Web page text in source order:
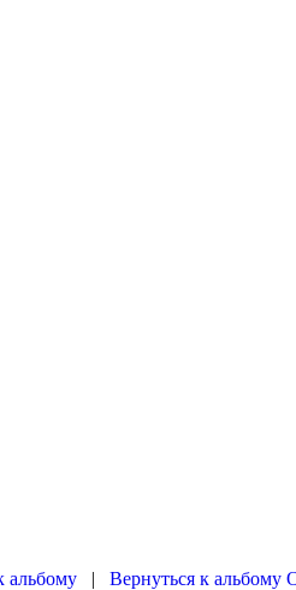
| Вернуться к